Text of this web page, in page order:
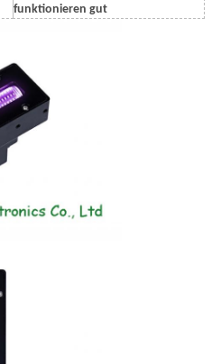
funktionieren gut